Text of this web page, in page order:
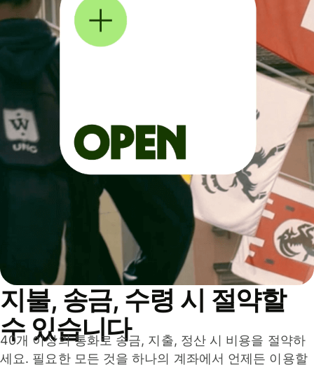
지불, 송금, 수령 시 절약할
수 있습니다
40개 이상의 통화로 송금, 지출, 정산 시 비용을 절약하
세요. 필요한 모든 것을 하나의 계좌에서 언제든 이용할